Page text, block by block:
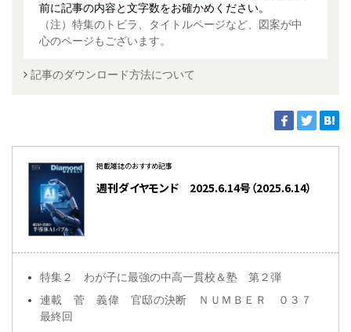
前に記事の内容と文字数をお確かめください。
（注）特集のトビラ、タイトルページなど、図案が中
心のページもございます。
記事のダウンロード方法について
掲載雑誌のおすすめ記事
週刊ダイヤモンド 2025.6.14号（2025.6.14）
特集２ わが子に最強の中高一貫校＆塾 第２弾
連載 菅 義偉 官邸の決断 ＮＵＭＢＥＲ ０３７
最終回